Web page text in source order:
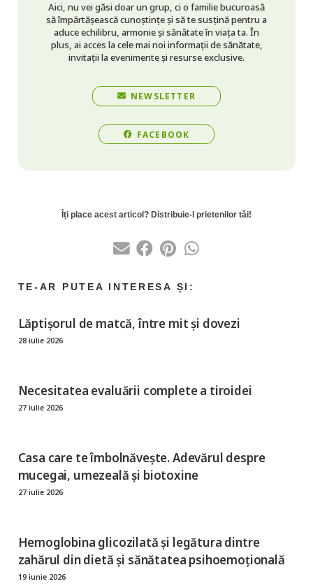
Lăptișorul de matcă, între mit și dovezi
28 iulie 2026
Necesitatea evaluării complete a tiroidei
27 iulie 2026
Casa care te îmbolnăvește. Adevărul despre
mucegai, umezeală și biotoxine
27 iulie 2026
Hemoglobina glicozilată şi legătura dintre
zahărul din dietă şi sănătatea psihoemoțională
19 iunie 2026
Aici, nu vei găsi doar un grup, ci o familie bucuroasă
să împărtășească cunoștințe și să te susțină pentru a
aduce echilibru, armonie și sănătate în viața ta. În
plus, ai acces la cele mai noi informații de sănătate,
invitații la evenimente și resurse exclusive.
NEWSLETTER
FACEBOOK